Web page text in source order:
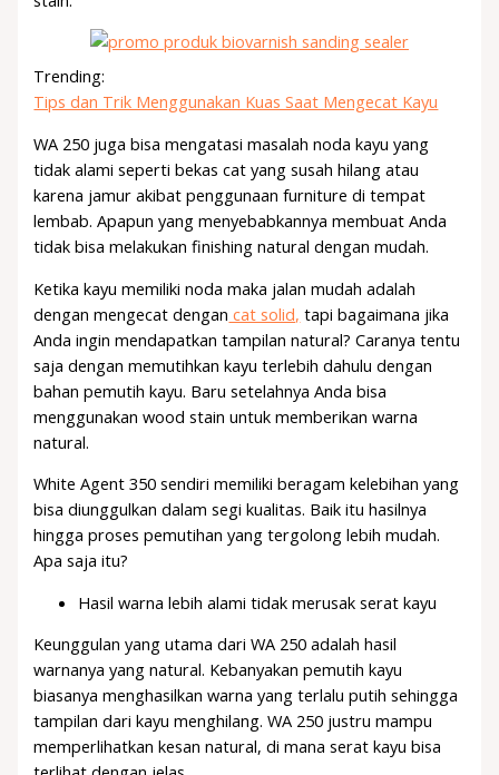
Trending:
Tips dan Trik Menggunakan Kuas Saat Mengecat Kayu
WA 250 juga bisa mengatasi masalah noda kayu yang
tidak alami seperti bekas cat yang susah hilang atau
karena jamur akibat penggunaan furniture di tempat
lembab. Apapun yang menyebabkannya membuat Anda
tidak bisa melakukan finishing natural dengan mudah.
Ketika kayu memiliki noda maka jalan mudah adalah
dengan mengecat dengan cat solid, tapi bagaimana jika
Anda ingin mendapatkan tampilan natural? Caranya tentu
saja dengan memutihkan kayu terlebih dahulu dengan
bahan pemutih kayu. Baru setelahnya Anda bisa
menggunakan wood stain untuk memberikan warna
natural.
White Agent 350 sendiri memiliki beragam kelebihan yang
bisa diunggulkan dalam segi kualitas. Baik itu hasilnya
hingga proses pemutihan yang tergolong lebih mudah.
Apa saja itu?
Hasil warna lebih alami tidak merusak serat kayu
Keunggulan yang utama dari WA 250 adalah hasil
warnanya yang natural. Kebanyakan pemutih kayu
biasanya menghasilkan warna yang terlalu putih sehingga
tampilan dari kayu menghilang. WA 250 justru mampu
memperlihatkan kesan natural, di mana serat kayu bisa